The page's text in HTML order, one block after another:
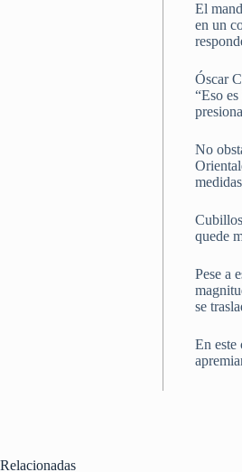
El
en un
Óscar
“Eso
No
quede
Pese a
se
En este
Relacionadas